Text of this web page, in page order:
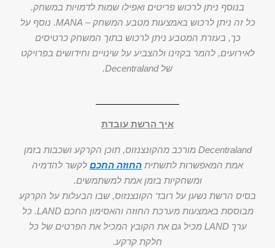
בנוסף ניתן לרכוש פריטים ואפילו שמות לדמויות במשחק.
כל זה ניתן לרכוש באמצעות מטבע המשחק – MANA. נוסף על
כך, בעזרת המטבע ניתן לרכוש בתוך המשחק כרטיסים
לאירועים, להמר בקזינו ולהצביע על שינויים וחידושים בפרויקט
של Decentraland.
איך הרשת עובדת
Decentraland מורכב מהקונצנזוס, תוכן הקרקע ושכבות בזמן
אמת המאפשרות לתשתית החוזה החכם לקשר להדמיה
ומשחקיות בזמן אמת למשתמשים.
בסיס הרשת נשען על רובד הקונצנזוס, שבו הבעלות על הקרקע
מבוססת באמצעות מערכת החוזה והאסימון החכם LAND. כל
ערך LAND מכיל גם את הקובץ המכיל את הפרטים של כל
חלקת קרקע.